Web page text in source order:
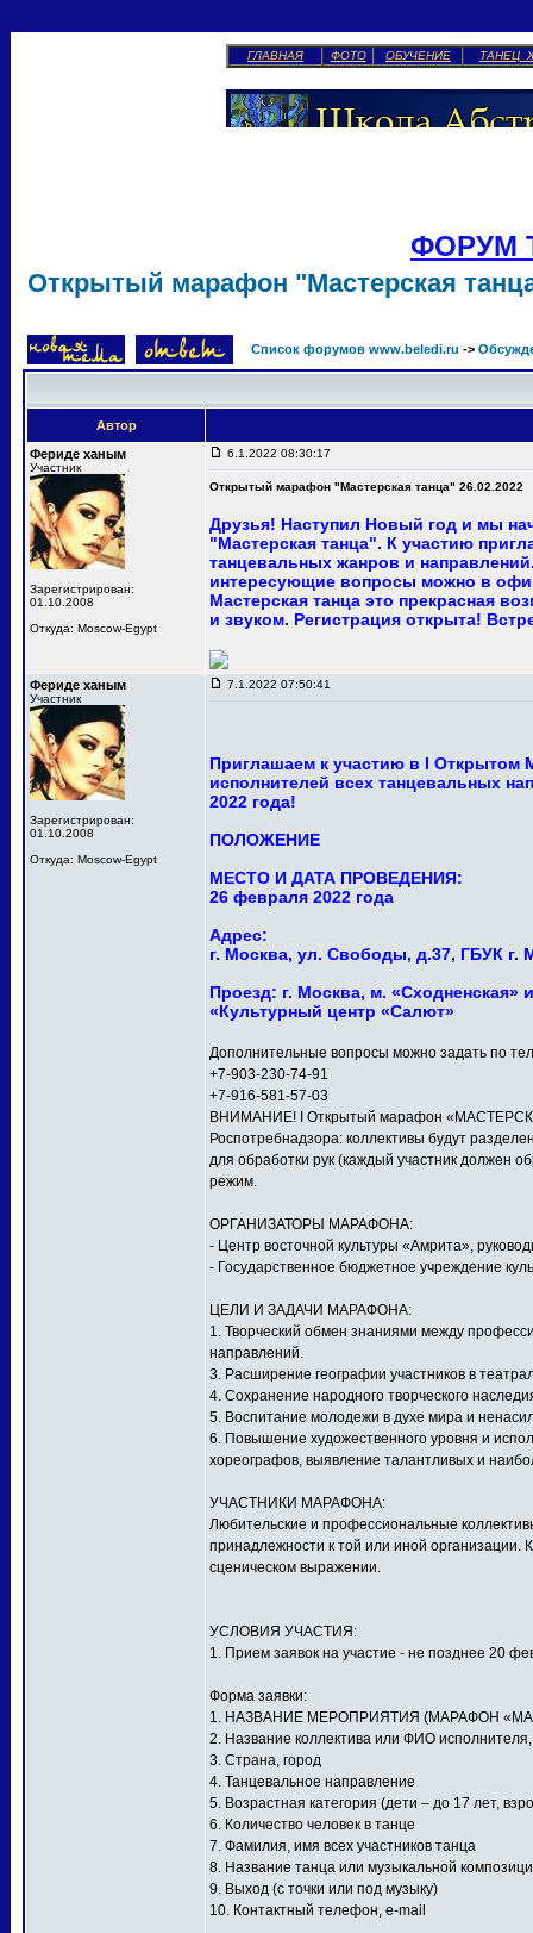
ГЛАВНАЯ ФОТО ОБУЧЕНИЕ ТАНЕЦ
ФОРУМ
Открытый марафон "Мастерская
Список форумов www.beledi.ru ->
Автор
Фериде ханым
Участник
Зарегистрирован:
01.10.2008
Откуда: Moscow-Egypt
6.1.2022 08:30:17
Открытый марафон "Мастерская танца" 26.02.2022
Друзья! Наступил Новый год и мы
"Мастерская танца". К участию
танцевальных жанров и
интересующие вопросы можно в
Мастерская танца это прекрасная
и звуком. Регистрация открыта!
Фериде ханым
Участник
Зарегистрирован:
01.10.2008
Откуда: Moscow-Egypt
7.1.2022 07:50:41
Приглашаем к участию в I
исполнителей всех танцевальных
2022 года!
ПОЛОЖЕНИЕ
МЕСТО И ДАТА ПРОВЕДЕНИЯ:
26 февраля 2022 года
Адрес:
г. Москва, ул. Свободы, д.37, ГБУК
Проезд: г. Москва, м. «Сходненская»
«Культурный центр «Салют»
Дополнительные вопросы можно задать по
+7-903-230-74-91
+7-916-581-57-03
ВНИМАНИЕ! I Открытый марафон
Роспотребнадзора: коллективы будут
для обработки рук (каждый участник должен
режим.
ОРГАНИЗАТОРЫ МАРАФОНА:
- Центр восточной культуры «Амрита»,
- Государственное бюджетное учреждение
ЦЕЛИ И ЗАДАЧИ МАРАФОНА:
1. Творческий обмен знаниями между
направлений.
3. Расширение географии участников в
4. Сохранение народного творческого
5. Воспитание молодежи в духе мира и
6. Повышение художественного уровня и
хореографов, выявление талантливых и
УЧАСТНИКИ МАРАФОНА:
Любительские и профессиональные
принадлежности к той или иной организации.
сценическом выражении.
УСЛОВИЯ УЧАСТИЯ:
1. Прием заявок на участие - не позднее 20
Форма заявки:
1. НАЗВАНИЕ МЕРОПРИЯТИЯ (МАРАФОН
2. Название коллектива или ФИО
3. Страна, город
4. Танцевальное направление
5. Возрастная категория (дети – до 17 лет,
6. Количество человек в танце
7. Фамилия, имя всех участников танца
8. Название танца или музыкальной
9. Выход (с точки или под музыку)
10. Контактный телефон, e-mail